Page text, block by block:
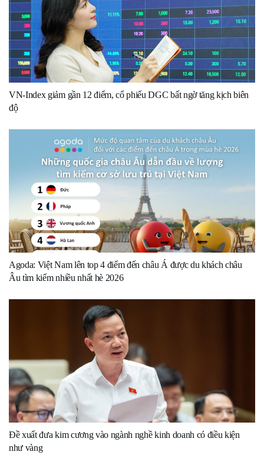
VN-Index giảm gần 12 điểm, cổ phiếu DGC bất ngờ tăng kịch biên
độ
Agoda: Việt Nam lên top 4 điểm đến châu Á được du khách châu
Âu tìm kiếm nhiều nhất hè 2026
Đề xuất đưa kim cương vào ngành nghề kinh doanh có điều kiện
như vàng